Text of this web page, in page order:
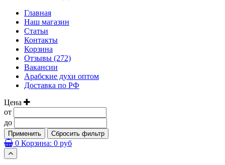
Главная
Наш магазин
Статьи
Контакты
Корзина
Отзывы (272)
Вакансии
Арабские духи оптом
Доставка по РФ
Цена
от
до
Применить Сбросить фильтр
0 Корзина: 0 руб